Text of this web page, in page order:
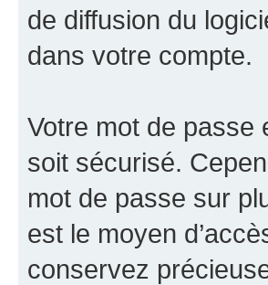
de diffusion du
dans votre compte.
Votre mot de passe
soit sécurisé.
mot de passe sur
est le moyen
conservez